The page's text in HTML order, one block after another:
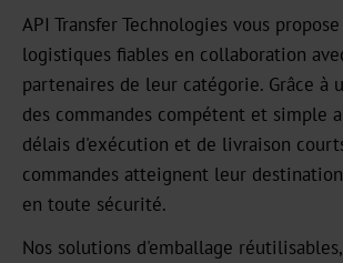
Durabilité
Produits
verts
Production
durable
Conformité
API Transfer Technologies vous
logistiques fiables en collaboration
partenaires de leur catégorie. Grâce à
des commandes compétent et simple
délais d'exécution et de livraison
commandes atteignent leur
en toute sécurité.
Nos solutions d'emballage